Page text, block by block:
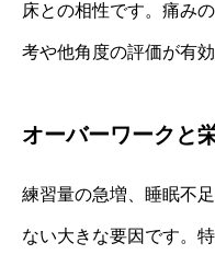
床との相性です。痛み
考や他角度の評価が有効
オーバーワークと
練習量の急増、睡眠不
ない大きな要因です。